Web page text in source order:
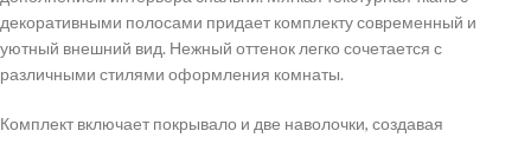
декоративными полосами придает комплекту современный и
уютный внешний вид. Нежный оттенок легко сочетается с
различными стилями оформления комнаты.
Комплект включает покрывало и две наволочки, создавая